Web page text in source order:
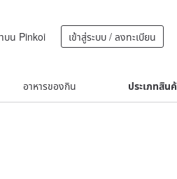
บน Pinkoi เข้าสู่ระบบ / ลงทะเบียน
อาหารของกิน ประเภทสิน